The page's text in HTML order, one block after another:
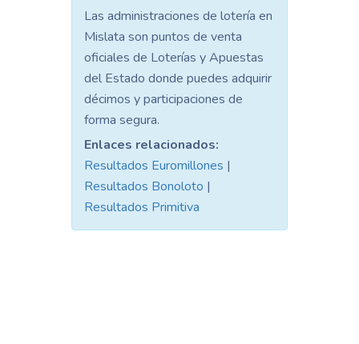
Las administraciones de lotería en
Mislata son puntos de venta
oficiales de Loterías y Apuestas
del Estado donde puedes adquirir
décimos y participaciones de
forma segura.
Enlaces relacionados:
Resultados Euromillones |
Resultados Bonoloto |
Resultados Primitiva